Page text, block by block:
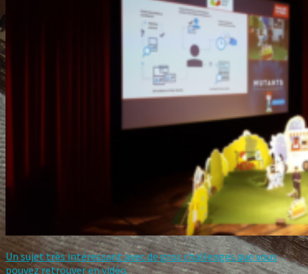
Un sujet très intéressant avec de gros challenges que vous
pouvez retrouver en vidéo.